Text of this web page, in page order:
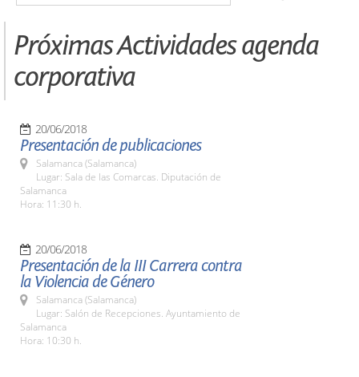
Próximas Actividades agenda
corporativa
20/06/2018
Presentación de publicaciones
Salamanca (Salamanca)
Lugar: Sala de las Comarcas. Diputación de
Salamanca
Hora: 11:30 h.
20/06/2018
Presentación de la III Carrera contra
la Violencia de Género
Salamanca (Salamanca)
Lugar: Salón de Recepciones. Ayuntamiento de
Salamanca
Hora: 10:30 h.